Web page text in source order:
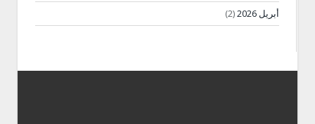
أبريل 2026
(2)